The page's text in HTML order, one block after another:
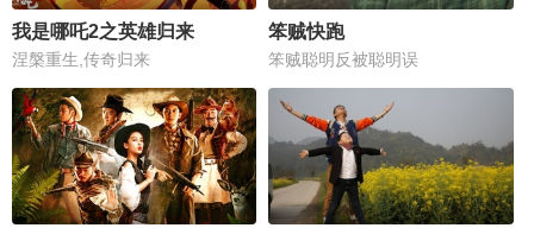
我是哪吒2之英雄归来
涅槃重生,传奇归来
笨贼快跑
笨贼聪明反被聪明误